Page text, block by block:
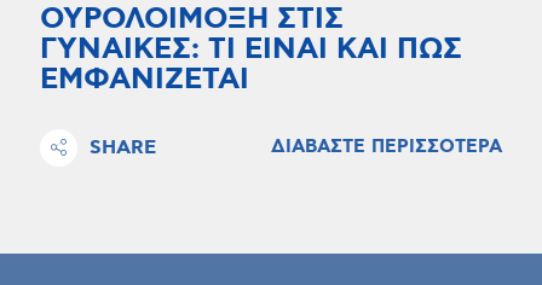
ΟΥΡΟΛΟΙΜΟΞΗ ΣΤΙΣ
ΓΥΝΑΙΚΕΣ: ΤΙ ΕΙΝΑΙ ΚΑΙ ΠΩΣ
ΕΜΦΑΝΙΖΕΤΑΙ
SHARE ΔΙΑΒΑΣΤΕ ΠΕΡΙΣΣΟΤΕΡΑ